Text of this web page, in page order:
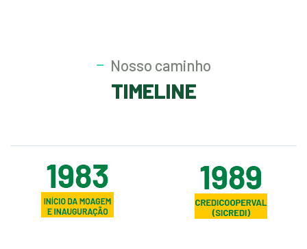
Nosso caminho
TIMELINE